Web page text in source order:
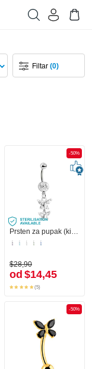
Filtar(0)
-50%
Prsten za pupak (kirurški čelik, srebrna, sjajna završna obrada) s privjeskom s leptirom i kristalnim kamenjem
$28,90
od $14,45
(5)
-50%